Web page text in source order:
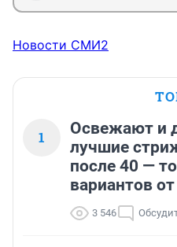
Новости СМИ2
1
Освежают и
лучшие
после 40 —
вариантов
3 546